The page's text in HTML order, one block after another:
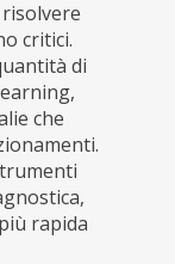
critici.
di
che
rapida